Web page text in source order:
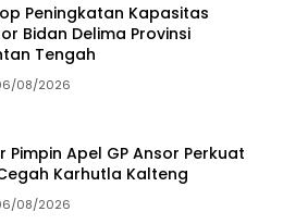
Peningkatan Kapasitas
Bidan Delima Provinsi
Tengah
08/2026
Pimpin Apel GP Ansor Perkuat
Karhutla Kalteng
08/2026